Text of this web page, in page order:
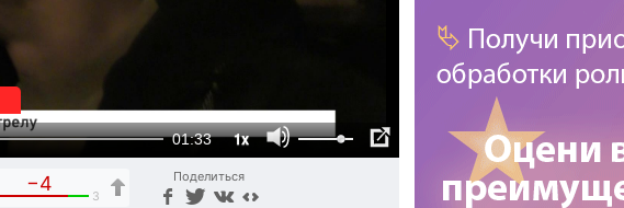
01:33 1x
−4
3
Поделиться